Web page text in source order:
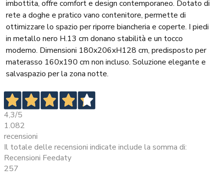
imbottita, offre comfort e design contemporaneo. Dotato di
rete a doghe e pratico vano contenitore, permette di
ottimizzare lo spazio per riporre biancheria e coperte. I piedi
in metallo nero H.13 cm donano stabilità e un tocco
moderno. Dimensioni 180x206xH128 cm, predisposto per
materasso 160x190 cm non incluso. Soluzione elegante e
salvaspazio per la zona notte.
4,3/5
1.082
recensioni
Il totale delle recensioni indicate include la somma di:
Recensioni Feedaty
257